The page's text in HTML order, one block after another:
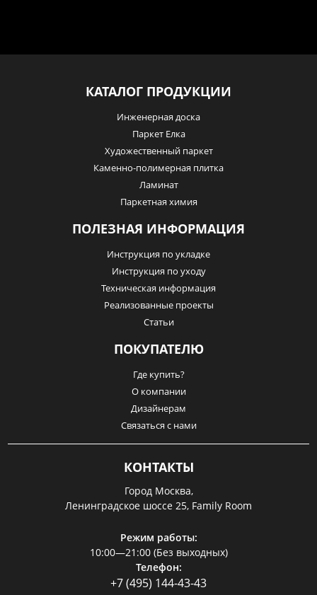
КАТАЛОГ ПРОДУКЦИИ
Инженерная доска
Паркет Елка
Художественный паркет
Каменно-полимерная плитка
Ламинат
Паркетная химия
ПОЛЕЗНАЯ ИНФОРМАЦИЯ
Инструкция по укладке
Инструкция по уходу
Техническая информация
Реализованные проекты
Статьи
ПОКУПАТЕЛЮ
Где купить?
О компании
Дизайнерам
Связаться с нами
КОНТАКТЫ
Город Москва,
Ленинградское шоссе 25, Family Room
Режим работы:
10:00—21:00 (Без выходных)
Телефон:
+7 (495) 144-43-43